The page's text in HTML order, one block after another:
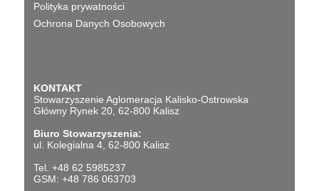
Polityka prywatności
Ochrona Danych Osobowych
KONTAKT
Stowarzyszenie Aglomeracja Kalisko-Ostrowska
Główny Rynek 20, 62-800 Kalisz
Biuro Stowarzyszenia:
ul. Kolegialna 4, 62-800 Kalisz
Tel. +48 62 5985237
GSM: +48 786 063703